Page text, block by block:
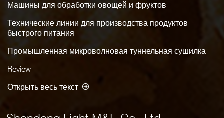
Машины для обработки овощей и фруктов
Технические линии для производства продуктов
быстрого питания
Промышленная микроволновая туннельная сушилка
Review
Открыть весь текст